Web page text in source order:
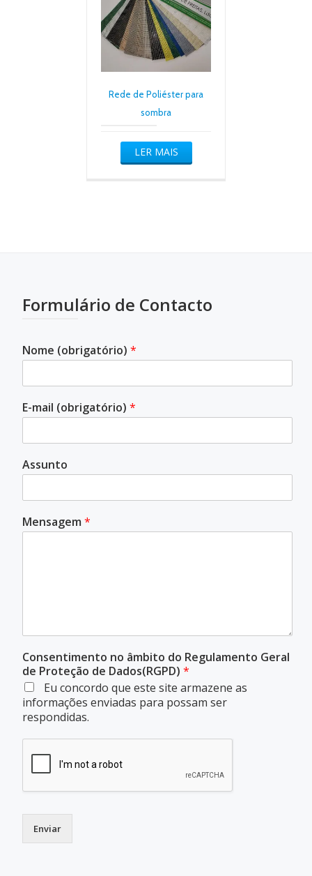
Rede de Poliéster para
sombra
LER MAIS
Formulário de Contacto
Nome (obrigatório) *
E-mail (obrigatório) *
Assunto
Mensagem *
Consentimento no âmbito do Regulamento Geral
de Proteção de Dados(RGPD) *
Eu concordo que este site armazene as
informações enviadas para possam ser
respondidas.
Enviar